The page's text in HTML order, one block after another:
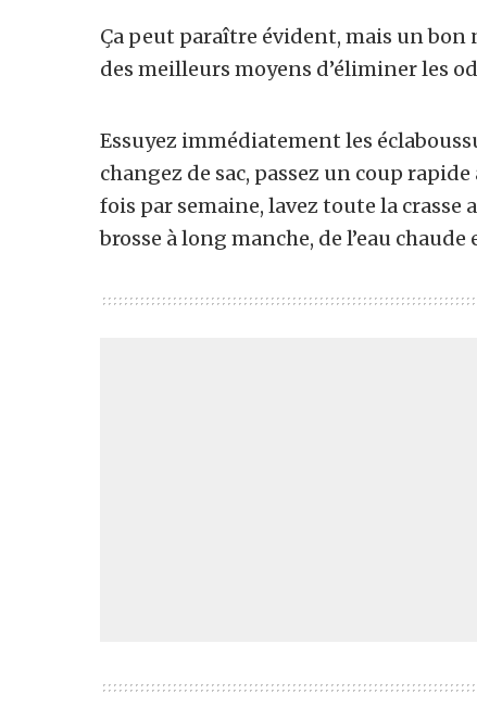
Ça peut paraître évident, mais un
des meilleurs moyens d’éliminer les
Essuyez immédiatement les
changez de sac, passez un coup
fois par semaine, lavez toute la crasse
brosse à long manche, de l’eau chaude